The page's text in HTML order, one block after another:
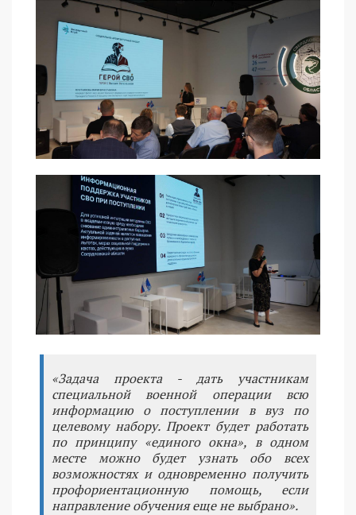
«Задача проекта - дать участникам
специальной военной операции всю
информацию о поступлении в вуз по
целевому набору. Проект будет работать
по принципу «единого окна», в одном
месте можно будет узнать обо всех
возможностях и одновременно получить
профориентационную помощь, если
направление обучения еще не выбрано».